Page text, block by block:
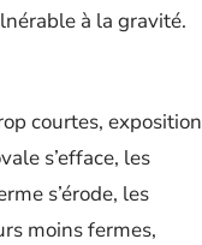
à la gravité.
courtes, exposition
s’efface, les
s’érode, les
moins fermes,